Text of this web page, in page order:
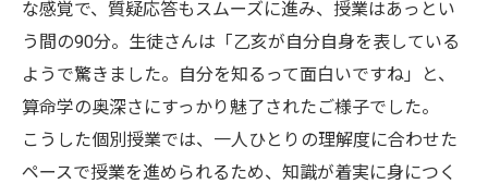
な感覚で、質疑応答もスムーズに進み、授業はあっとい
う間の90分。生徒さんは「乙亥が自分自身を表している
ようで驚きました。自分を知るって面白いですね」と、
算命学の奥深さにすっかり魅了されたご様子でした。
こうした個別授業では、一人ひとりの理解度に合わせた
ペースで授業を進められるため、知識が着実に身につく